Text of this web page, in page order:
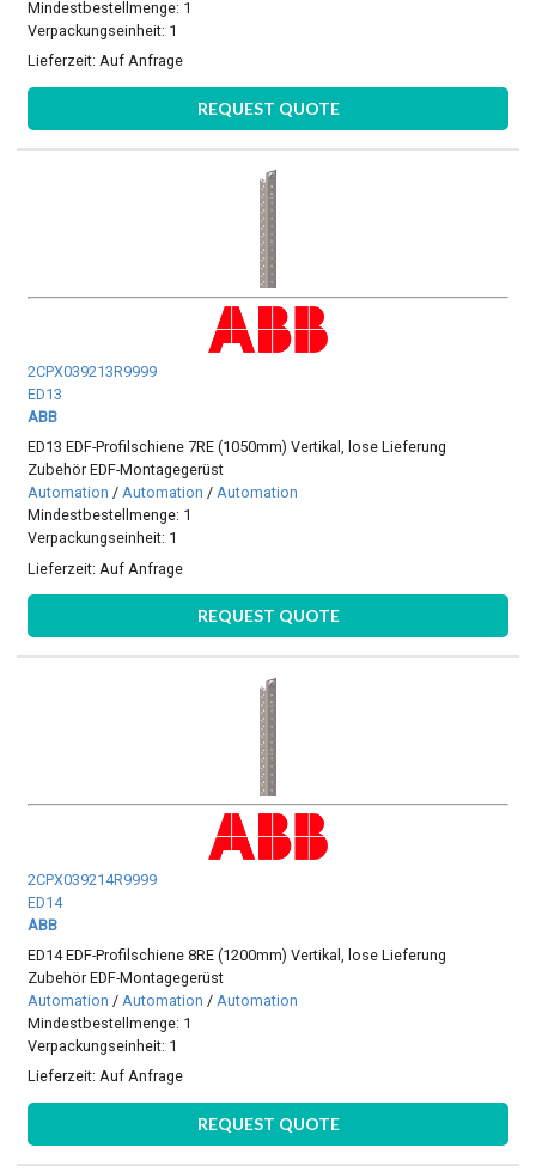
Mindestbestellmenge: 1
Verpackungseinheit: 1
Lieferzeit:Auf Anfrage
REQUEST QUOTE
2CPX039213R9999
ED13
ABB
ED13 EDF-Profilschiene 7RE (1050mm) Vertikal, lose Lieferung
Zubehör EDF-Montagegerüst
Automation /Automation /Automation
Mindestbestellmenge: 1
Verpackungseinheit: 1
Lieferzeit: Auf Anfrage
REQUEST QUOTE
2CPX039214R9999
ED14
ABB
ED14 EDF-Profilschiene 8RE (1200mm) Vertikal, lose Lieferung
Zubehör EDF-Montagegerüst
Automation / Automation / Automation
Mindestbestellmenge: 1
Verpackungseinheit: 1
Lieferzeit:Auf Anfrage
REQUEST QUOTE